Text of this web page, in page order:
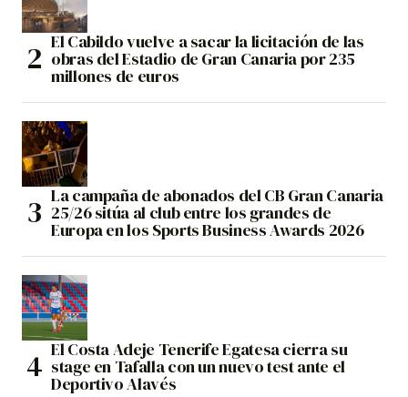
El Cabildo vuelve a sacar la licitación de las
obras del Estadio de Gran Canaria por 235
millones de euros
La campaña de abonados del CB Gran Canaria
25/26 sitúa al club entre los grandes de
Europa en los Sports Business Awards 2026
El Costa Adeje Tenerife Egatesa cierra su
stage en Tafalla con un nuevo test ante el
Deportivo Alavés